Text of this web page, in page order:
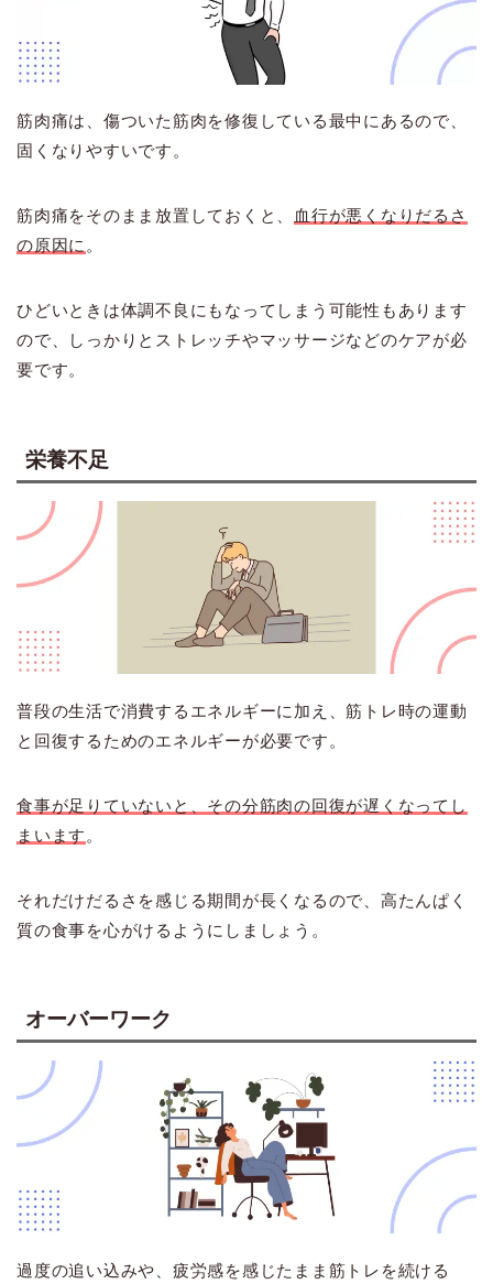
筋肉痛は、傷ついた筋肉を修復している最中にあるので、
固くなりやすいです。
筋肉痛をそのまま放置しておくと、
血行が悪くなりだるさ
の原因に。
ひどいときは体調不良にもなってしまう可能性もあります
ので、しっかりとストレッチやマッサージなどのケアが必
要です。
栄養不足
普段の生活で消費するエネルギーに加え、筋トレ時の運動
と回復するためのエネルギーが必要です。
食事が足りていないと、その分筋肉の回復が遅くなってし
まいます 。
それだけだるさを感じる期間が長くなるので、高たんぱく
質の食事を心がけるようにしましょう。
オーバーワーク
過度の追い込みや、疲労感を感じたまま筋トレを続ける